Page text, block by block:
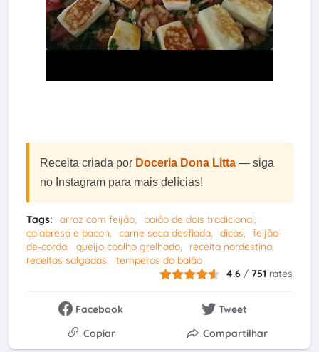
Receita criada por Doceria Dona Litta — siga
no Instagram para mais delícias!
Tags: arroz com feijão
baião de dois tradicional
calabresa e bacon
carne seca desfiada dicas
feijão-
de-corda
queijo coalho grelhado
receita nordestina
receitas salgadas
temperos do baião
4.6 / 751 rates
Facebook
Tweet
Copiar
Compartilhar